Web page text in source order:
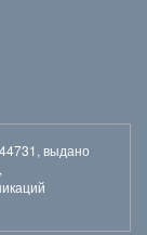
выдано